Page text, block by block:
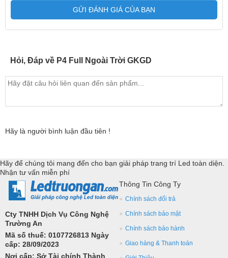
GỬI ĐÁNH GIÁ CỦA BẠN
Hỏi, Đáp về P4 Full Ngoài Trời GKGD
Hãy là người bình luận đầu tiên !
Hãy để chúng tôi mang đến cho bạn giải pháp trang trí Led toàn diện.
Nhận tư vấn miễn phí
Cty TNHH Dịch Vụ Công Nghệ
Trường An
Mã số thuế: 0107726813 Ngày
cấp: 28/09/2023
Nơi cấp: Sở Tài chính Thành
Thông Tin Công Ty
Chính sách đổi trả
Chính sách bảo mật
Chính sách bảo hành
Giao hàng & Thanh toán